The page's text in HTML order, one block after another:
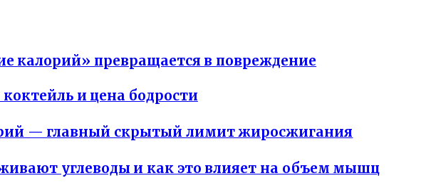
калорий» превращается в повреждение
и цена бодрости
— главный скрытый лимит жиросжигания
углеводы и как это влияет на объем мышц